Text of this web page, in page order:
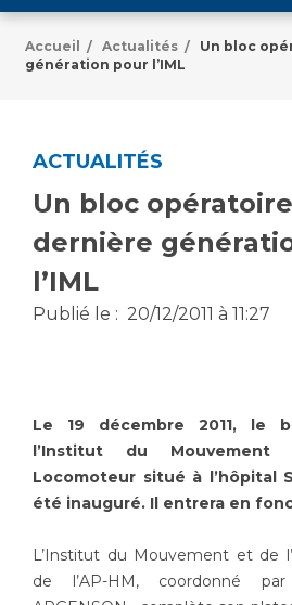
Informations pratiques
Tarifs
Vous accompagnez, vous
Vous allez être hospitalisé(e)
Vous avez un examen
à réaliser
Vous avez une analyse à réaliser
Vivre ensemble à
Laïcité et cultes
Égalité professionnelle
Emploi / formation
Emplois paramédicaux
Emplois administratifs
Emplois médicaux
Espace Formation
Emplois socio-éducatifs
Statuts
Stages paramédicaux
Chercheurs
Accueil / Actualités /
Un bloc
génération pour l’IML
ACTUALITÉS
Un bloc
dernière
l’IML
Publié le : 20/12/2011 à 11:27
Le 19 décembre 2011, le
l’Institut du
Locomoteur situé à l’hôpital
été inauguré. Il entrera en
L’Institut du Mouvement et de
de l’AP-HM, coordonné